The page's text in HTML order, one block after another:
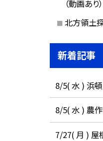
（動画あり）
北方領土
新着記事
8/5( 水 ) 浜
8/5( 水 ) 農
7/27( 月 ) 屋